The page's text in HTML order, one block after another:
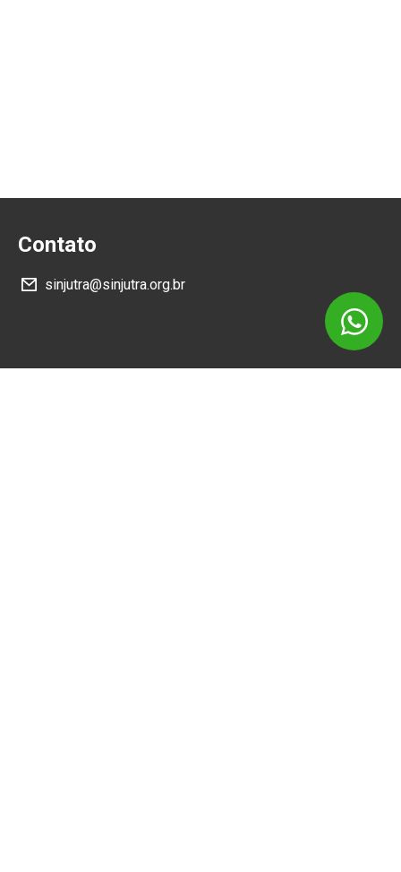
Contato
sinjutra@sinjutra.org.br